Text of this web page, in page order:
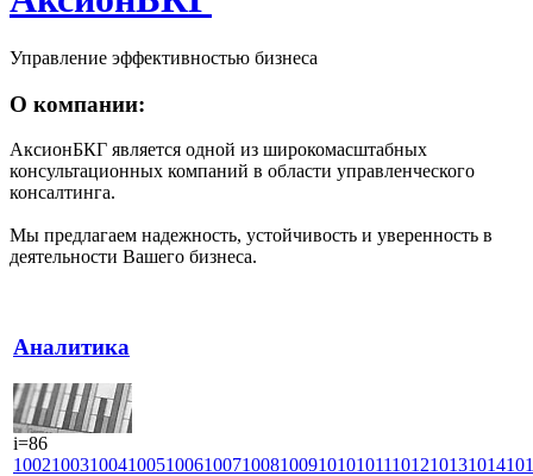
Управление эффективностью бизнеса
О компании:
АксионБКГ является одной из широкомасштабных
консультационных компаний в области управленческого
консалтинга.
Мы предлагаем надежность, устойчивость и уверенность в
деятельности Вашего бизнеса.
Аналитика
i=86
1002100310041005100610071008100910101011101210131014